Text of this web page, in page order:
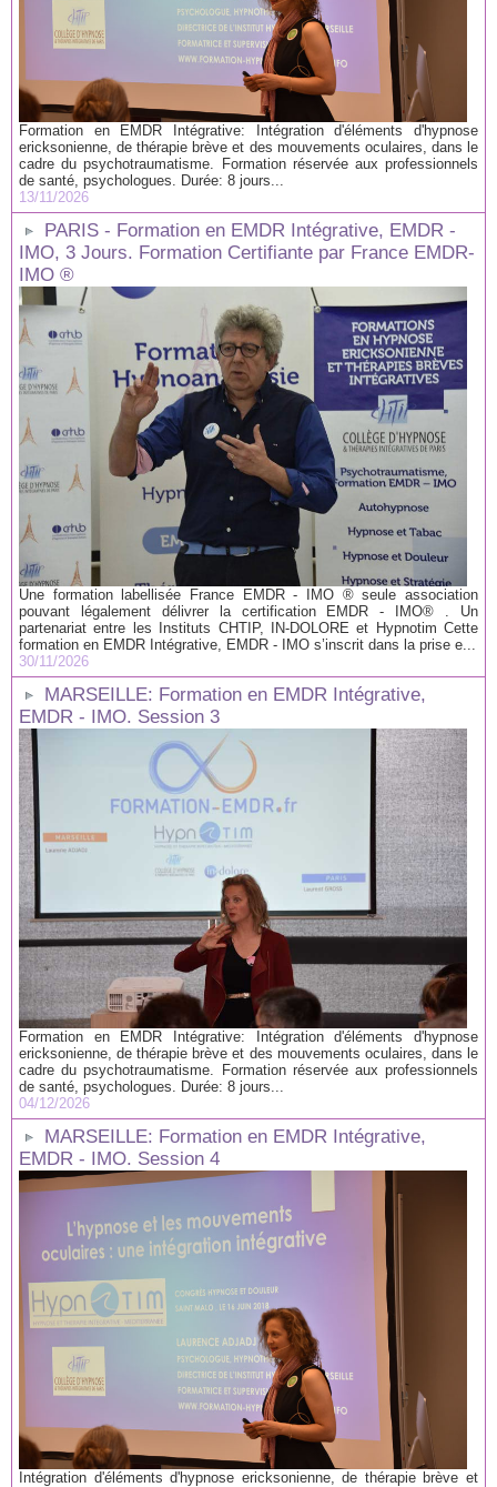
Formation en EMDR Intégrative: Intégration d'éléments d'hypnose
ericksonienne, de thérapie brève et des mouvements oculaires, dans le
cadre du psychotraumatisme. Formation réservée aux professionnels
de santé, psychologues. Durée: 8 jours...
13/11/2026
PARIS - Formation en EMDR Intégrative, EMDR -
IMO, 3 Jours. Formation Certifiante par France EMDR-
IMO ®
Une formation labellisée France EMDR - IMO ® seule association
pouvant légalement délivrer la certification EMDR - IMO® . Un
partenariat entre les Instituts CHTIP, IN-DOLORE et Hypnotim Cette
formation en EMDR Intégrative, EMDR - IMO s’inscrit dans la prise e...
30/11/2026
MARSEILLE: Formation en EMDR Intégrative,
EMDR - IMO. Session 3
Formation en EMDR Intégrative: Intégration d'éléments d'hypnose
ericksonienne, de thérapie brève et des mouvements oculaires, dans le
cadre du psychotraumatisme. Formation réservée aux professionnels
de santé, psychologues. Durée: 8 jours...
04/12/2026
MARSEILLE: Formation en EMDR Intégrative,
EMDR - IMO. Session 4
Intégration d'éléments d'hypnose ericksonienne, de thérapie brève et